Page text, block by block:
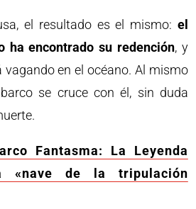
el resultado es el mismo: el
ha encontrado su redención, y
vagando en el océano. Al mismo
se cruce con él, sin duda
Fantasma: La Leyenda
«nave de la tripulación